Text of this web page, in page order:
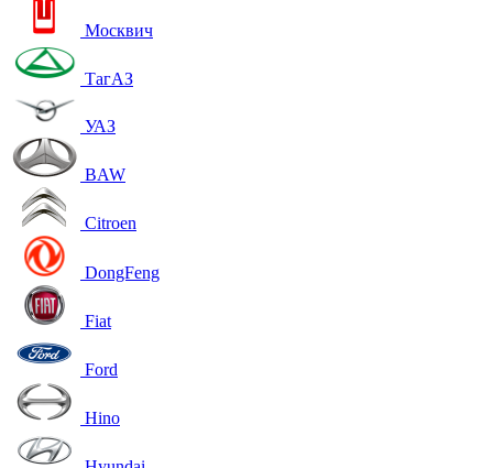
Москвич
ТагАЗ
УАЗ
BAW
Citroen
DongFeng
Fiat
Ford
Hino